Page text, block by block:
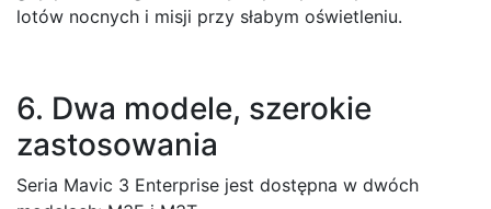
lotów nocnych i misji przy słabym oświetleniu.
6. Dwa modele, szerokie
zastosowania
Seria Mavic 3 Enterprise jest dostępna w dwóch